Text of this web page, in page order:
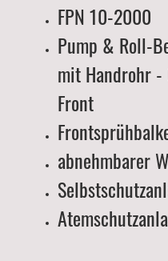
FPN 10-2000
Pump & Roll-
mit Handrohr -
Front
abnehmbarer